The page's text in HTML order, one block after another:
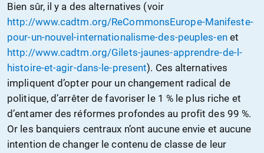
Bien sûr, il y a des alternatives (voir
http://www.cadtm.org/ReCommonsEurope-Manifeste-
pour-un-nouvel-internationalisme-des-peuples-enet
http://www.cadtm.org/Gilets-jaunes-apprendre-de-l-
histoire-et-agir-dans-le-present). Ces alternatives
impliquent d’opter pour un changement radical de
politique, d’arrêter de favoriser le 1 % le plus riche et
d’entamer des réformes profondes au profit des 99 %.
Or les banquiers centraux n’ont aucune envie et aucune
intention de changer le contenu de classe de leur